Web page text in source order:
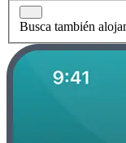
Busca también